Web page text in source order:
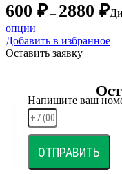
600 ₽ – 2880 ₽
опции
Добавить в избранное
Оставить заявку
Напишите ваш
ОТПРАВИТЬ